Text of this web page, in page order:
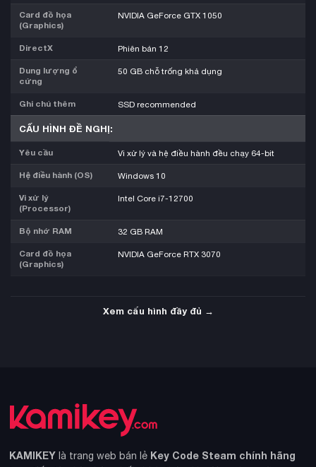
Card đồ họa
(Graphics)
NVIDIA GeForce GTX 1050
DirectX Phiên bản 12
Dung lượng ổ
cứng
50 GB chỗ trống khả dụng
Ghi chú thêm SSD recommended
CẤU HÌNH ĐỀ NGHỊ:
Yêu cầu Vi xử lý và hệ điều hành đều chạy 64-bit
Hệ điều hành (OS) Windows 10
Vi xử lý
(Processor)
Intel Core i7-12700
Bộ nhớ RAM 32 GB RAM
Card đồ họa
(Graphics)
NVIDIA GeForce RTX 3070
Xem cấu hình đầy đủ →
KAMIKEY là trang web bán lẻ Key Code Steam chính hãng